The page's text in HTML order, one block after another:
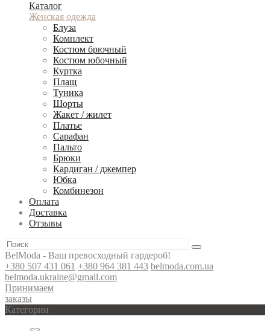
Каталог
Женская одежда
Блуза
Комплект
Костюм брючный
Костюм юбочный
Куртка
Плащ
Туника
Шорты
Жакет / жилет
Платье
Сарафан
Пальто
Брюки
Кардиган / джемпер
Юбка
Комбинезон
Оплата
Доставка
Отзывы
BelModa - Ваш превосходный гардероб!
+380 507 431 061 +380 964 381 443 belmoda.com.ua
belmoda.ukraine@gmail.com
Принимаем
заказы
Категории